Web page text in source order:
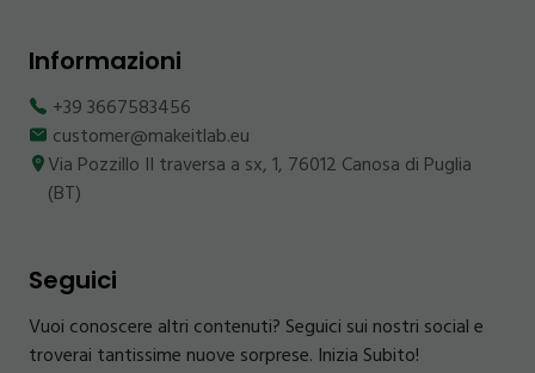
Informazioni
+39 3667583456
customer@makeitlab.eu
Via Pozzillo II traversa a sx, 1, 76012 Canosa di Puglia
(BT)
Seguici
Vuoi conoscere altri contenuti? Seguici sui nostri social e
troverai tantissime nuove sorprese. Inizia Subito!